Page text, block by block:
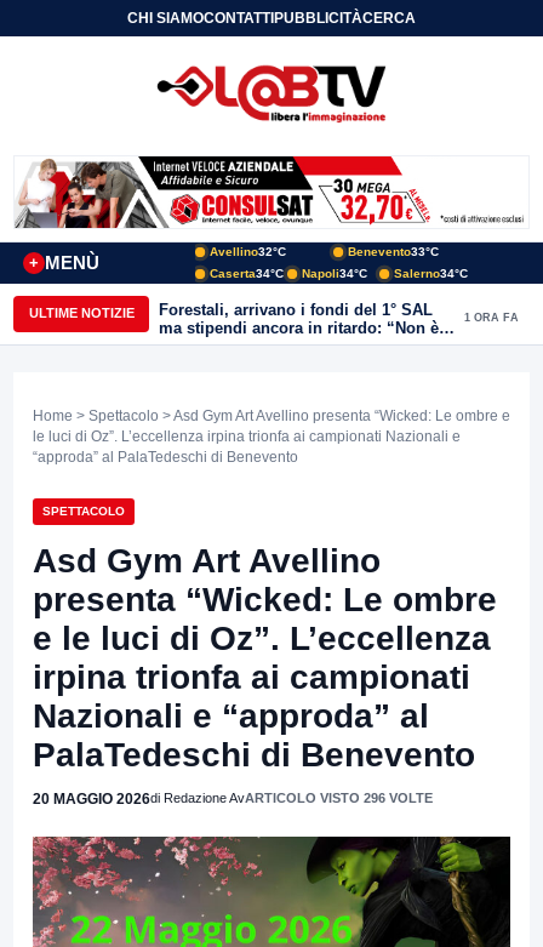
CHI SIAMOCONTATTIPUBBLICITÀCERCA
MENÙ
+
Avellino32°C Benevento33°C
Caserta34°C Napoli34°C Salerno34°C
ULTIME NOTIZIE
Forestali, arrivano i fondi del 1° SAL
ma stipendi ancora in ritardo: “Non è
più sostenibile”
1 ORA FA
Home > Spettacolo > Asd Gym Art Avellino presenta “Wicked: Le ombre e
le luci di Oz”. L’eccellenza irpina trionfa ai campionati Nazionali e
“approda” al PalaTedeschi di Benevento
SPETTACOLO
Asd Gym Art Avellino
presenta “Wicked: Le ombre
e le luci di Oz”. L’eccellenza
irpina trionfa ai campionati
Nazionali e “approda” al
PalaTedeschi di Benevento
20 MAGGIO 2026di Redazione AvARTICOLO VISTO 296 VOLTE